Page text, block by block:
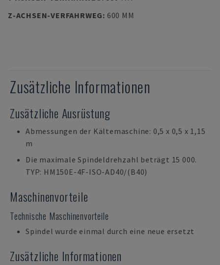
Z-ACHSEN-VERFAHRWEG: 600 MM
Zusätzliche Informationen
Zusätzliche Ausrüstung
Abmessungen der Kältemaschine: 0,5 x 0,5 x 1,15
m
Die maximale Spindeldrehzahl beträgt 15 000.
TYP: HM150E-4F-ISO-AD40/(B40)
Maschinenvorteile
Technische Maschinenvorteile
Spindel wurde einmal durch eine neue ersetzt
Zusätzliche Informationen